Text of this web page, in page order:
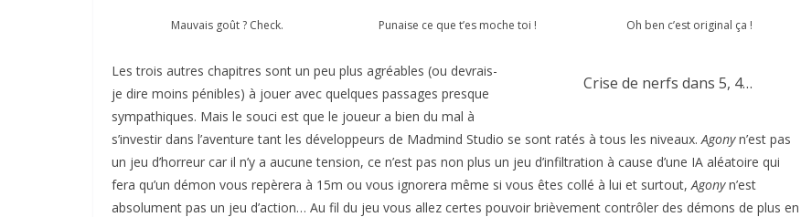
Mauvais goût ? Check. Punaise ce que t’es moche toi ! Oh ben c’est original ça !
Crise de nerfs dans 5, 4…
Les trois autres chapitres sont un peu plus agréables (ou devrais-
je dire moins pénibles) à jouer avec quelques passages presque
sympathiques. Mais le souci est que le joueur a bien du mal à
s’investir dans l’aventure tant les développeurs de Madmind Studio se sont ratés à tous les niveaux.Agonyn’est pas
un jeu d’horreur car il n’y a aucune tension, ce n’est pas non plus un jeu d’infiltration à cause d’une IA aléatoire qui
fera qu’un démon vous repèrera à 15m ou vous ignorera même si vous êtes collé à lui et surtout,Agonyn’est
absolument pas un jeu d’action… Au fil du jeu vous allez certes pouvoir brièvement contrôler des démons de plus en